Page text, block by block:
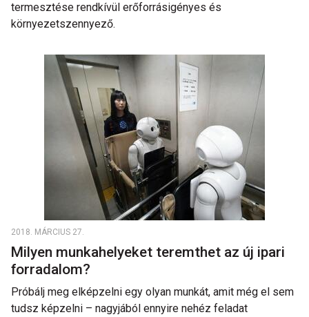
termesztése rendkívül erőforrásigényes és
környezetszennyező.
2018. MÁRCIUS 27.
Milyen munkahelyeket teremthet az új ipari
forradalom?
Próbálj meg elképzelni egy olyan munkát, amit még el sem
tudsz képzelni – nagyjából ennyire nehéz feladat